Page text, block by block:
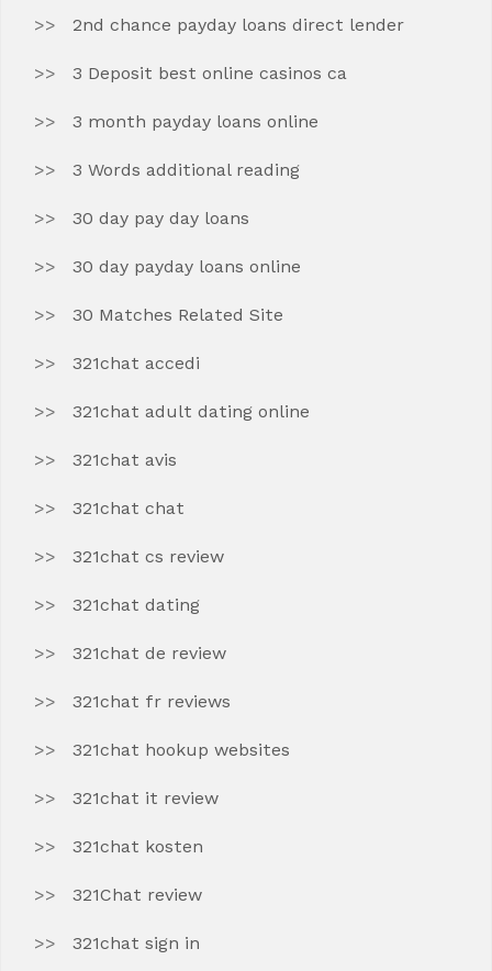
2nd chance payday loans direct lender
3 Deposit best online casinos ca
3 month payday loans online
3 Words additional reading
30 day pay day loans
30 day payday loans online
30 Matches Related Site
321chat accedi
321chat adult dating online
321chat avis
321chat chat
321chat cs review
321chat dating
321chat de review
321chat fr reviews
321chat hookup websites
321chat it review
321chat kosten
321Chat review
321chat sign in